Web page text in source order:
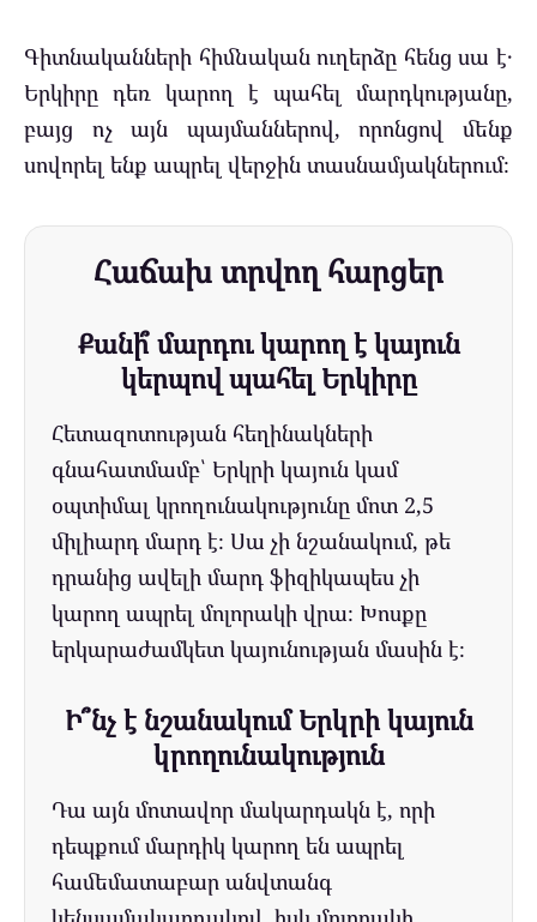
Գիտնականների հիմնական ուղերձը հենց սա է․
Երկիրը դեռ կարող է պահել մարդկությանը,
բայց ոչ այն պայմաններով, որոնցով մենք
սովորել ենք ապրել վերջին տասնամյակներում։
Հաճախ տրվող հարցեր
Քանի՞ մարդու կարող է կայուն
կերպով պահել Երկիրը
Հետազոտության հեղինակների
գնահատմամբ՝ Երկրի կայուն կամ
օպտիմալ կրողունակությունը մոտ 2,5
միլիարդ մարդ է։ Սա չի նշանակում, թե
դրանից ավելի մարդ ֆիզիկապես չի
կարող ապրել մոլորակի վրա։ Խոսքը
երկարաժամկետ կայունության մասին է։
Ի՞նչ է նշանակում Երկրի կայուն
կրողունակություն
Դա այն մոտավոր մակարդակն է, որի
դեպքում մարդիկ կարող են ապրել
համեմատաբար անվտանգ